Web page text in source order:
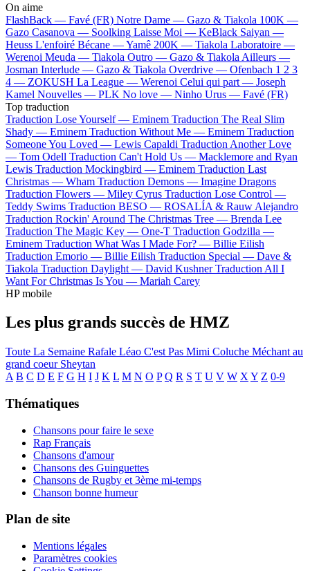
On aime
FlashBack — Favé (FR) Notre Dame — Gazo & Tiakola 100K —
Gazo Casanova — Soolking Laisse Moi — KeBlack Saiyan —
Heuss L'enfoiré Bécane —Yamê 200K — Tiakola Laboratoire —
Werenoi Meuda — Tiakola Outro — Gazo & Tiakola Ailleurs —
Josman Interlude — Gazo & Tiakola Overdrive — Ofenbach 1 2 3
4 — ZOKUSH La League — Werenoi Celui qui part — Joseph
Kamel Nouvelles — PLK No love — Ninho Urus — Favé (FR)
Top traduction
Traduction Lose Yourself — Eminem Traduction The Real Slim
Shady — Eminem Traduction Without Me — Eminem Traduction
Someone You Loved — Lewis Capaldi Traduction Another Love
— Tom Odell Traduction Can't Hold Us — Macklemore and Ryan
Lewis Traduction Mockingbird — Eminem Traduction Last
Christmas — Wham Traduction Demons — Imagine Dragons
Traduction Flowers — Miley Cyrus Traduction Lose Control —
Teddy Swims Traduction BESO — ROSALÍA & Rauw Alejandro
Traduction Rockin' Around The Christmas Tree — Brenda Lee
Traduction The Magic Key — One-T Traduction Godzilla —
Eminem Traduction What Was I Made For? — Billie Eilish
Traduction Emorio — Billie Eilish Traduction Special — Dave &
Tiakola Traduction Daylight — David Kushner Traduction All I
Want For Christmas Is You — Mariah Carey
HP mobile
Les plus grands succès de HMZ
Toute La Semaine Rafale Léao C'est Pas Mimi Coluche Méchant au
grand coeur Sheytan
A B C D E F G H I J K L M N O P Q R S T U V W X Y Z 0-9
Thématiques
Chansons pour faire le sexe
Rap Français
Chansons d'amour
Chansons des Guinguettes
Chansons de Rugby et 3ème mi-temps
Chanson bonne humeur
Plan de site
Mentions légales
Paramètres cookies